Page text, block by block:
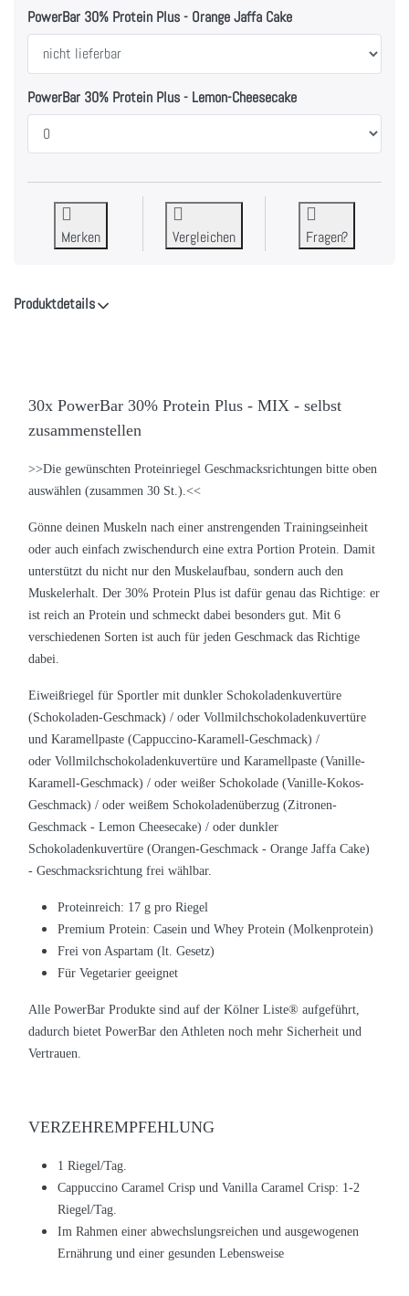
PowerBar 30% Protein Plus - Orange Jaffa Cake
PowerBar 30% Protein Plus - Lemon-Cheesecake
Merken Vergleichen Fragen?
Produktdetails
30x PowerBar 30% Protein Plus - MIX - selbst
zusammenstellen
>>Die gewünschten Proteinriegel Geschmacksrichtungen bitte oben
auswählen (zusammen 30 St.).<<
Gönne deinen Muskeln nach einer anstrengenden Trainingseinheit
oder auch einfach zwischendurch eine extra Portion Protein. Damit
unterstützt du nicht nur den Muskelaufbau, sondern auch den
Muskelerhalt. Der 30% Protein Plus ist dafür genau das Richtige: er
ist reich an Protein und schmeckt dabei besonders gut. Mit 6
verschiedenen Sorten ist auch für jeden Geschmack das Richtige
dabei.
Eiweißriegel für Sportler mit dunkler Schokoladenkuvertüre
(Schokoladen-Geschmack) / oder Vollmilchschokoladenkuvertüre
und Karamellpaste (Cappuccino-Karamell-Geschmack) /
oder Vollmilchschokoladenkuvertüre und Karamellpaste (Vanille-
Karamell-Geschmack) / oder weißer Schokolade (Vanille-Kokos-
Geschmack) / oder weißem Schokoladenüberzug (Zitronen-
Geschmack - Lemon Cheesecake) / oder dunkler
Schokoladenkuvertüre (Orangen-Geschmack - Orange Jaffa Cake)
- Geschmacksrichtung frei wählbar.
Proteinreich: 17 g pro Riegel
Premium Protein: Casein und Whey Protein (Molkenprotein)
Frei von Aspartam (lt. Gesetz)
Für Vegetarier geeignet
Alle PowerBar Produkte sind auf der Kölner Liste® aufgeführt,
dadurch bietet PowerBar den Athleten noch mehr Sicherheit und
Vertrauen.
VERZEHREMPFEHLUNG
1 Riegel/Tag.
Cappuccino Caramel Crisp und Vanilla Caramel Crisp: 1-2
Riegel/Tag.
Im Rahmen einer abwechslungsreichen und ausgewogenen
Ernährung und einer gesunden Lebensweise